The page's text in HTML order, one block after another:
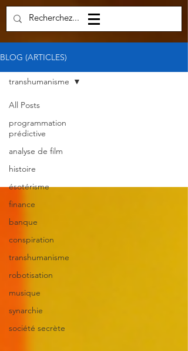
BLOG (ARTICLES)
All Posts
programmation
prédictive
analyse de film
histoire
ésotérisme
finance
banque
conspiration
transhumanisme
robotisation
musique
synarchie
société secrète
transhumanisme
transhumanisme